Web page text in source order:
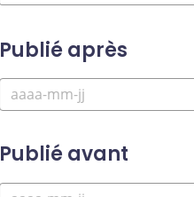
Publié après
Publié avant